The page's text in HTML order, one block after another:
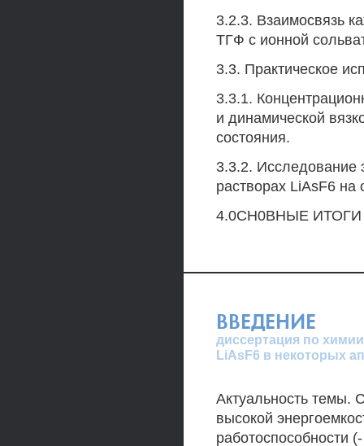
3.2.3. Взаимосвязь
ТГФ с ионной
3.3. Практическое
3.3.1.
и динамической
состояния.
3.3.2. Исследование
растворах LiAsF6
4.0СН0ВНЫЕ
ВВЕДЕНИЕ
диссертация по
LiAsF6 в некоторых
Актуальность темы.
высокой
работоспособности